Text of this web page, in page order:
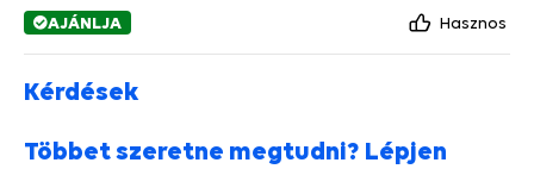
AJÁNLJA
Hasznos
Kérdések
Többet szeretne megtudni? Lépjen